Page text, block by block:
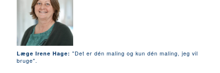
Læge Irene Hage: "Det er dén maling og kun dén maling, jeg vil
bruge".